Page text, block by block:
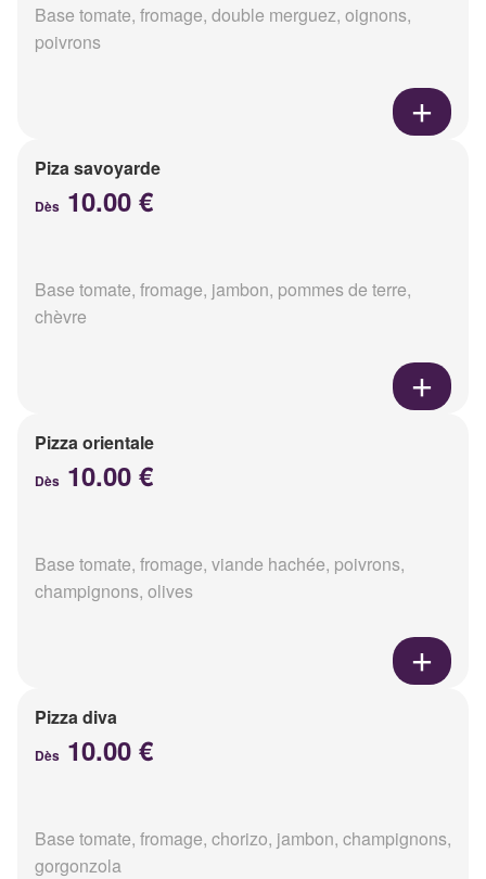
Base tomate, fromage, double merguez, oignons,
poivrons
Piza savoyarde
Dès 10.00 €
Base tomate, fromage, jambon, pommes de terre,
chèvre
Pizza orientale
Dès 10.00 €
Base tomate, fromage, viande hachée, poivrons,
champignons, olives
Pizza diva
Dès 10.00 €
Base tomate, fromage, chorizo, jambon, champignons,
gorgonzola